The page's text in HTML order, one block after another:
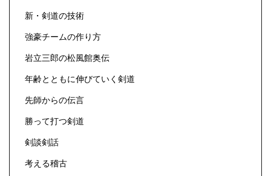
新・剣道の技術
強豪チームの作り方
岩立三郎の松風館奥伝
年齢とともに伸びていく剣道
先師からの伝言
勝って打つ剣道
剣談剣話
考える稽古